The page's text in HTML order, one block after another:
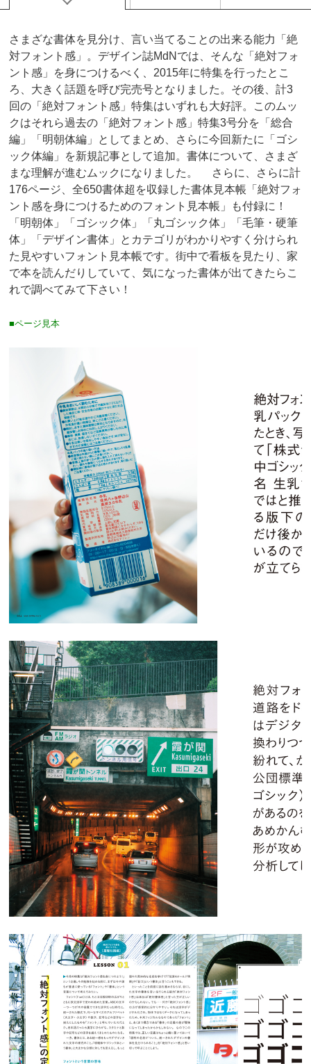
さまざな書体を見分け、言い当てることの出来る能力「絶
対フォント感」。デザイン誌MdNでは、そんな「絶対フォ
ント感」を身につけるべく、2015年に特集を行ったとこ
ろ、大きく話題を呼び完売号となりました。その後、計3
回の「絶対フォント感」特集はいずれも大好評。このムッ
クはそれら過去の「絶対フォント感」特集3号分を「総合
編」「明朝体編」としてまとめ、さらに今回新たに「ゴシ
ック体編」を新規記事として追加。書体について、さまざ
まな理解が進むムックになりました。 さらに、さらに計
176ページ、全650書体超を収録した書体見本帳「絶対フォ
ント感を身につけるためのフォント見本帳」も付録に！
「明朝体」「ゴシック体」「丸ゴシック体」「毛筆・硬筆
体」「デザイン書体」とカテゴリがわかりやすく分けられ
た見やすいフォント見本帳です。街中で看板を見たり、家
で本を読んだりしていて、気になった書体が出てきたらこ
れで調べてみて下さい！
■ページ見本